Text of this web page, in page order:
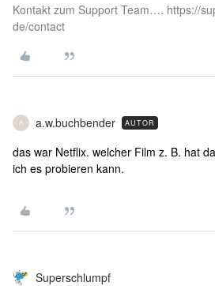
Kontakt zum Support Team…. https://
de/contact
A a.w.buchbender AUTOR
das war Netflix. welcher Film z. B. hat
ich es probieren kann.
Superschlumpf